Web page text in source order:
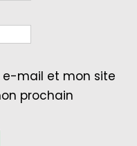
e-mail et mon site
prochain